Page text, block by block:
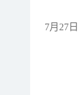
7月27日